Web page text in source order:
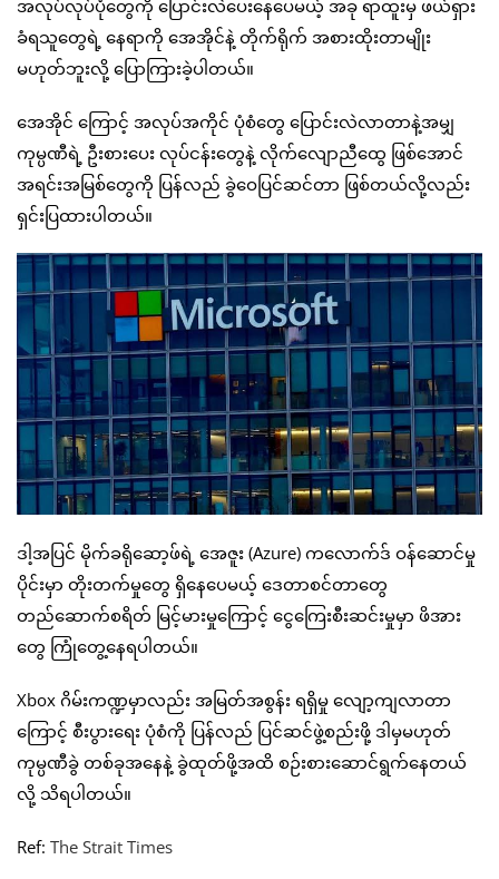
အလုပ်လုပ်ပုံတွေကို ပြောင်းလဲပေးနေပေမယ့် အခု ရာထူးမှ ဖယ်ရှား
ခံရသူတွေရဲ့ နေရာကို အေအိုင်နဲ့ တိုက်ရိုက် အစားထိုးတာမျိုး
မဟုတ်ဘူးလို့ ပြောကြားခဲ့ပါတယ်။
အေအိုင် ကြောင့် အလုပ်အကိုင် ပုံစံတွေ ပြောင်းလဲလာတာနဲ့အမျှ
ကုမ္ပဏီရဲ့ ဦးစားပေး လုပ်ငန်းတွေနဲ့ လိုက်လျောညီထွေ ဖြစ်အောင်
အရင်းအမြစ်တွေကို ပြန်လည် ခွဲဝေပြင်ဆင်တာ ဖြစ်တယ်လို့လည်း
ရှင်းပြထားပါတယ်။
ဒါ့အပြင် မိုက်ခရိုဆော့ဖ်ရဲ့ အေဇူး (Azure) ကလောက်ဒ် ဝန်ဆောင်မှု
ပိုင်းမှာ တိုးတက်မှုတွေ ရှိနေပေမယ့် ဒေတာစင်တာတွေ
တည်ဆောက်စရိတ် မြင့်မားမှုကြောင့် ငွေကြေးစီးဆင်းမှုမှာ ဖိအား
တွေ ကြုံတွေ့နေရပါတယ်။
Xbox ဂိမ်းကဏ္ဍမှာလည်း အမြတ်အစွန်း ရရှိမှု လျော့ကျလာတာ
ကြောင့် စီးပွားရေး ပုံစံကို ပြန်လည် ပြင်ဆင်ဖွဲ့စည်းဖို့ ဒါမှမဟုတ်
ကုမ္ပဏီခွဲ တစ်ခုအနေနဲ့ ခွဲထုတ်ဖို့အထိ စဉ်းစားဆောင်ရွက်နေတယ်
လို့ သိရပါတယ်။
Ref: The Strait Times